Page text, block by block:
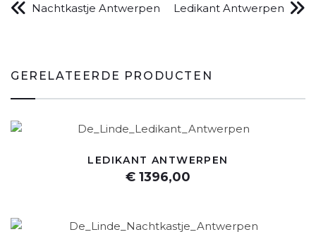
Nachtkastje Antwerpen Ledikant Antwerpen
GERELATEERDE PRODUCTEN
LEDIKANT ANTWERPEN
€ 1396,00